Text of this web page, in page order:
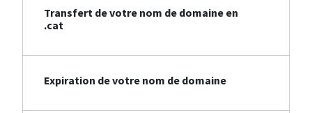
Transfert de votre nom de domaine en
.cat
Expiration de votre nom de domaine